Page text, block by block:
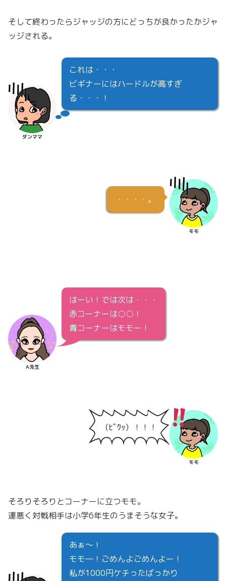
そして終わったらジャッジの方にどっちが良かったかジャ
ッジされる。
ダンママ
これは・・・
ビギナーにはハードルが高すぎ
る・・・！
・・・・。
モモ
A先生
はーい！では次は・・・
赤コーナーは○○！
青コーナーはモモー！
（ﾋﾞｸｯ）！！！
モモ
そろりそろりとコーナーに立つモモ。
運悪く対戦相手は小学6年生のうまそうな女子。
あぁ～！
モモ―！ごめんよごめんよー！
私が1000円ケチったばっかり